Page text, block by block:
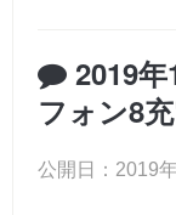
2019
フォン8
公開日：2019